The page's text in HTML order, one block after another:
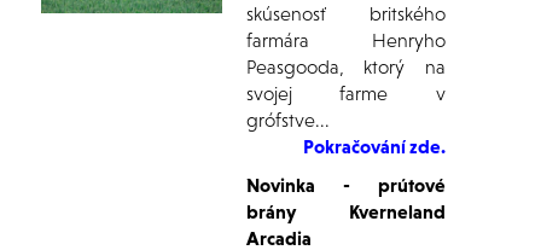
skúsenosť britského
farmára Henryho
Peasgooda, ktorý na
svojej farme v
grófstve...
Pokračování zde.
Novinka - prútové
brány Kverneland
Arcadia